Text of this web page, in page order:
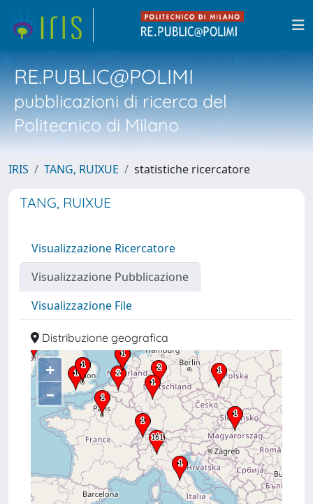
RE.PUBLIC@POLIMI
pubblicazioni di ricerca del
Politecnico di Milano
IRIS TANG, RUIXUE statistiche ricercatore
TANG, RUIXUE
Visualizzazione Ricercatore
Visualizzazione Pubblicazione
Visualizzazione File
Distribuzione geografica
+
–